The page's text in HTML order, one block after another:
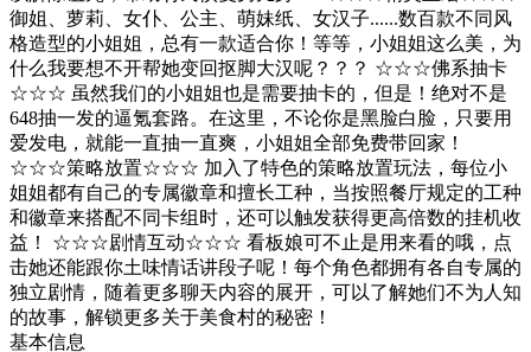
御姐、萝莉、女仆、公主、萌妹纸、女汉子......数百款不同风
格造型的小姐姐，总有一款适合你！等等，小姐姐这么美，为
什么我要想不开帮她变回抠脚大汉呢？？？ ☆☆☆佛系抽卡
☆☆☆ 虽然我们的小姐姐也是需要抽卡的，但是！绝对不是
648抽一发的逼氪套路。在这里，不论你是黑脸白脸，只要用
爱发电，就能一直抽一直爽，小姐姐全部免费带回家！
☆☆☆策略放置☆☆☆ 加入了特色的策略放置玩法，每位小
姐姐都有自己的专属徽章和擅长工种，当按照餐厅规定的工种
和徽章来搭配不同卡组时，还可以触发获得更高倍数的挂机收
益！ ☆☆☆剧情互动☆☆☆ 看板娘可不止是用来看的哦，点
击她还能跟你土味情话讲段子呢！每个角色都拥有各自专属的
独立剧情，随着更多聊天内容的展开，可以了解她们不为人知
的故事，解锁更多关于美食村的秘密！
基本信息